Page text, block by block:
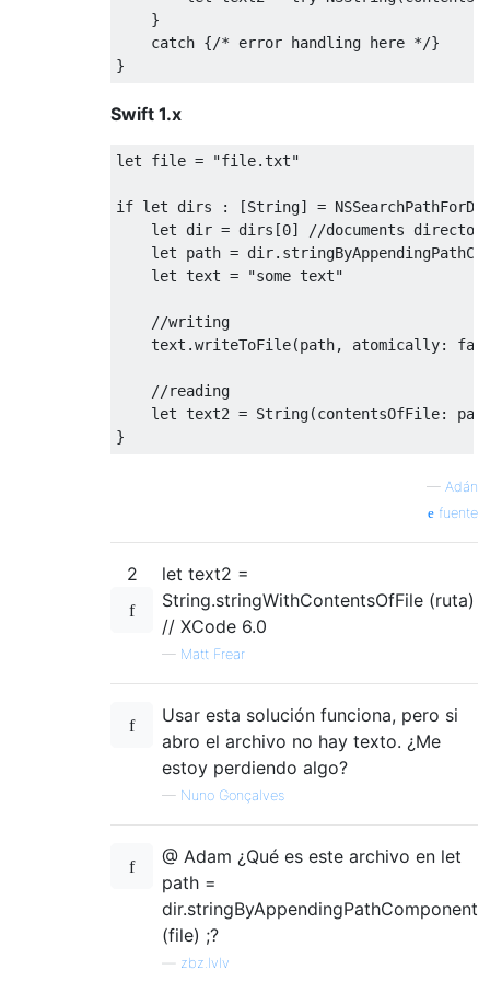
}
catch {/* error handling here */}
}
Swift 1.x
let file = "file.txt"
if let dirs : [String] =
let dir = dirs [0]
let path = dir.
let text = "some text"
    text
.writeToFile(path, atomically:
let text2 = String(contentsOfFile:
}
— Adán
fuente
2
let text2 =
String.stringWithContentsOfFile (ruta)
// XCode 6.0
— Matt Frear
Usar esta solución funciona, pero si
abro el archivo no hay texto. ¿Me
estoy perdiendo algo?
— Nuno Gonçalves
@ Adam ¿Qué es este archivo en let
path =
dir.stringByAppendingPathComponent
(file) ;?
zbz.lvlv